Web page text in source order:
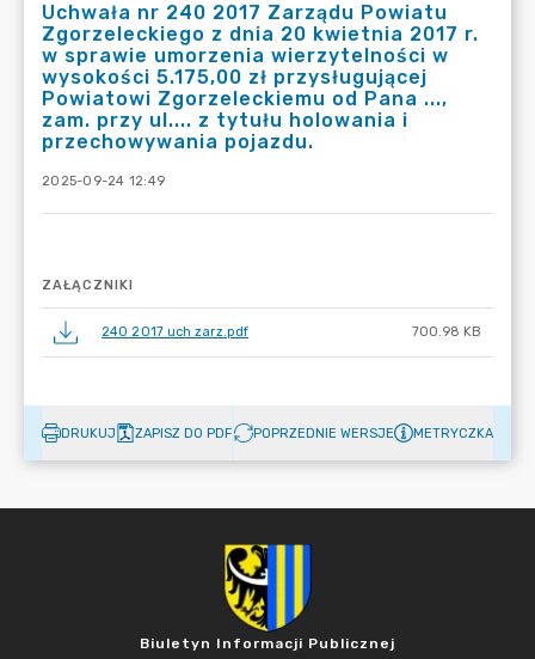
Uchwała nr 240 2017 Zarządu Powiatu
Zgorzeleckiego z dnia 20 kwietnia 2017 r.
w sprawie umorzenia wierzytelności w
wysokości 5.175,00 zł przysługującej
Powiatowi Zgorzeleckiemu od Pana ...,
zam. przy ul.... z tytułu holowania i
przechowywania pojazdu.
2025-09-24 12:49
ZAŁĄCZNIKI
240 2017 uch zarz.pdf 700.98 KB
DRUKUJ ZAPISZ DO PDF POPRZEDNIE WERSJE METRYCZKA
Biuletyn Informacji Publicznej